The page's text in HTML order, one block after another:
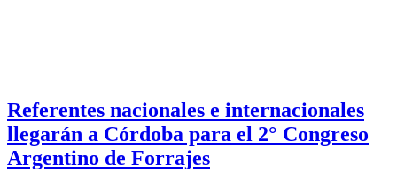
Referentes nacionales e internacionales
llegarán a Córdoba para el 2° Congreso
Argentino de Forrajes